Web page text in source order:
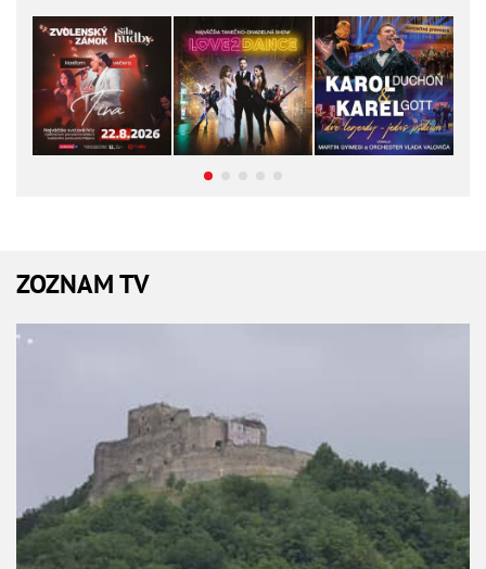
ZOZNAM TV